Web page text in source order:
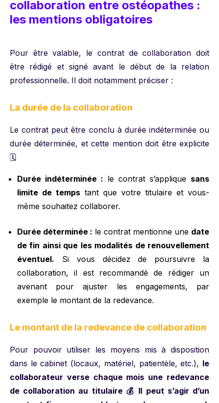
collaboration entre ostéopathes :
les mentions obligatoires
Pour être valable, le contrat de collaboration doit
être rédigé et signé avant le début de la relation
professionnelle. Il doit notamment préciser :
La durée de la collaboration
Le contrat peut être conclu à durée indéterminée ou
durée déterminée, et cette mention doit être explicite
🗓️
Durée indéterminée : le contrat s’applique sans
limite de temps tant que votre titulaire et vous-
même souhaitez collaborer.
Durée déterminée : le contrat mentionne une date
de fin ainsi que les modalités de renouvellement
éventuel. Si vous décidez de poursuivre la
collaboration, il est recommandé de rédiger un
avenant pour ajuster les engagements, par
exemple le montant de la redevance.
Le montant de la redevance de collaboration
Pour pouvoir utiliser les moyens mis à disposition
dans le cabinet (locaux, matériel, patientèle, etc.), le
collaborateur verse chaque mois une redevance
de collaboration au titulaire 💰 Il peut s’agir d’un